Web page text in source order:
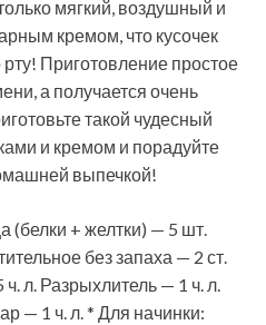
мягкий, воздушный и
кремом, что кусочек
рту! Приготовление простое
а получается очень
такой чудесный
и кремом и порадуйте
выпечкой!
(белки + желтки) — 5 шт.
без запаха — 2 ст.
л. Разрыхлитель — 1 ч. л.
— 1 ч. л. * Для начинки: